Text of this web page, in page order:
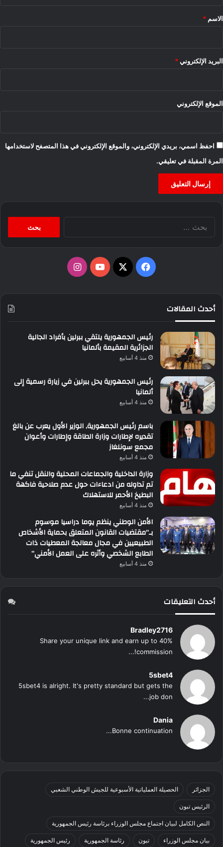
*
الاسم *
البريد الإلكتروني *
الموقع الإلكتروني
احفظ اسمي، بريدي الإلكتروني، والموقع الإلكتروني في هذا المتصفح لاستخدامها
المرة المقبلة في تعليقي.
فيسبوك
‫X
‫YouTubeانستقرام
أحدث المقالات
رئيس الجمهورية يلتقي ببرلين بأفراد الجالية
الجزائرية المقيمة بألمانيا
منذ 4 أسابيع
رئيس الجمهورية يحل ببرلين في زيارة رسمية إلى
ألمانيا
منذ 4 أسابيع
باسم رئيس الجمهورية, الوزير الأول يعرب عن بالغ
تقديره لإطارات وزارة الطاقة وإطارات وأعوان
مجمع سونلغاز
منذ 4 أسابيع
وزارة الداخلية والجماعات المحلية والنقل تنفي ما
تم تداوله من ادعاءات حول عدم صلاحية فاكهة
البطيخ الأحمر للاستهلاك
منذ 4 أسابيع
الأمن الوطني ينظم يوما دراسيا موسوم
بـ”مقتضيات القانون المتعلق بحماية الأشخاص
الطبيعيين في مجال معالجة المعطيات ذات
الطابع الشخصي وأثره على العمل الأمني”
منذ 4 أسابيع
أحدث التعليقات
Bradley2716
Share your unique link and earn up to 40%
commission!...
5sbet4
5sbet4 is alright. It's pretty standard but gets the
job don...
Dania
Bonne continuation...
الجزائر الحصيلة العملياتية الأسبوعية للجيش الوطني الشعبي
الرئيس تبون
النص الكامل لبيان اجتماع مجلس الوزراء برئاسة رئيس الجمهورية
بيان مجلس الوزراء تبون رئاسة الجمهورية رئيس الجمهورية